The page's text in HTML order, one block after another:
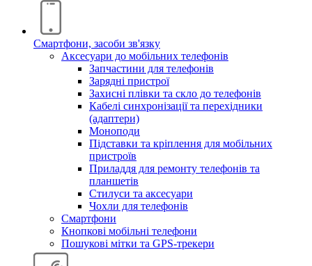
Смартфони, засоби зв'язку
Аксесуари до мобільних телефонів
Запчастини для телефонів
Зарядні пристрої
Захисні плівки та скло до телефонів
Кабелі синхронізації та перехідники
(адаптери)
Моноподи
Підставки та кріплення для мобільних
пристроїв
Приладдя для ремонту телефонів та
планшетів
Стилуси та аксесуари
Чохли для телефонів
Смартфони
Кнопкові мобільні телефони
Пошукові мітки та GPS-трекери